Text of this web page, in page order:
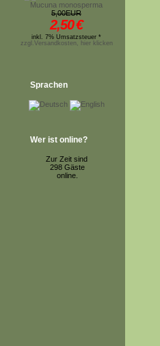
Mucuna monosperma
5,00EUR
2,50€
inkl. 7% Umsatzsteuer *
zzgl.Versandkosten, hier klicken
Sprachen
Wer ist online?
Zur Zeit sind
298 Gäste
online.